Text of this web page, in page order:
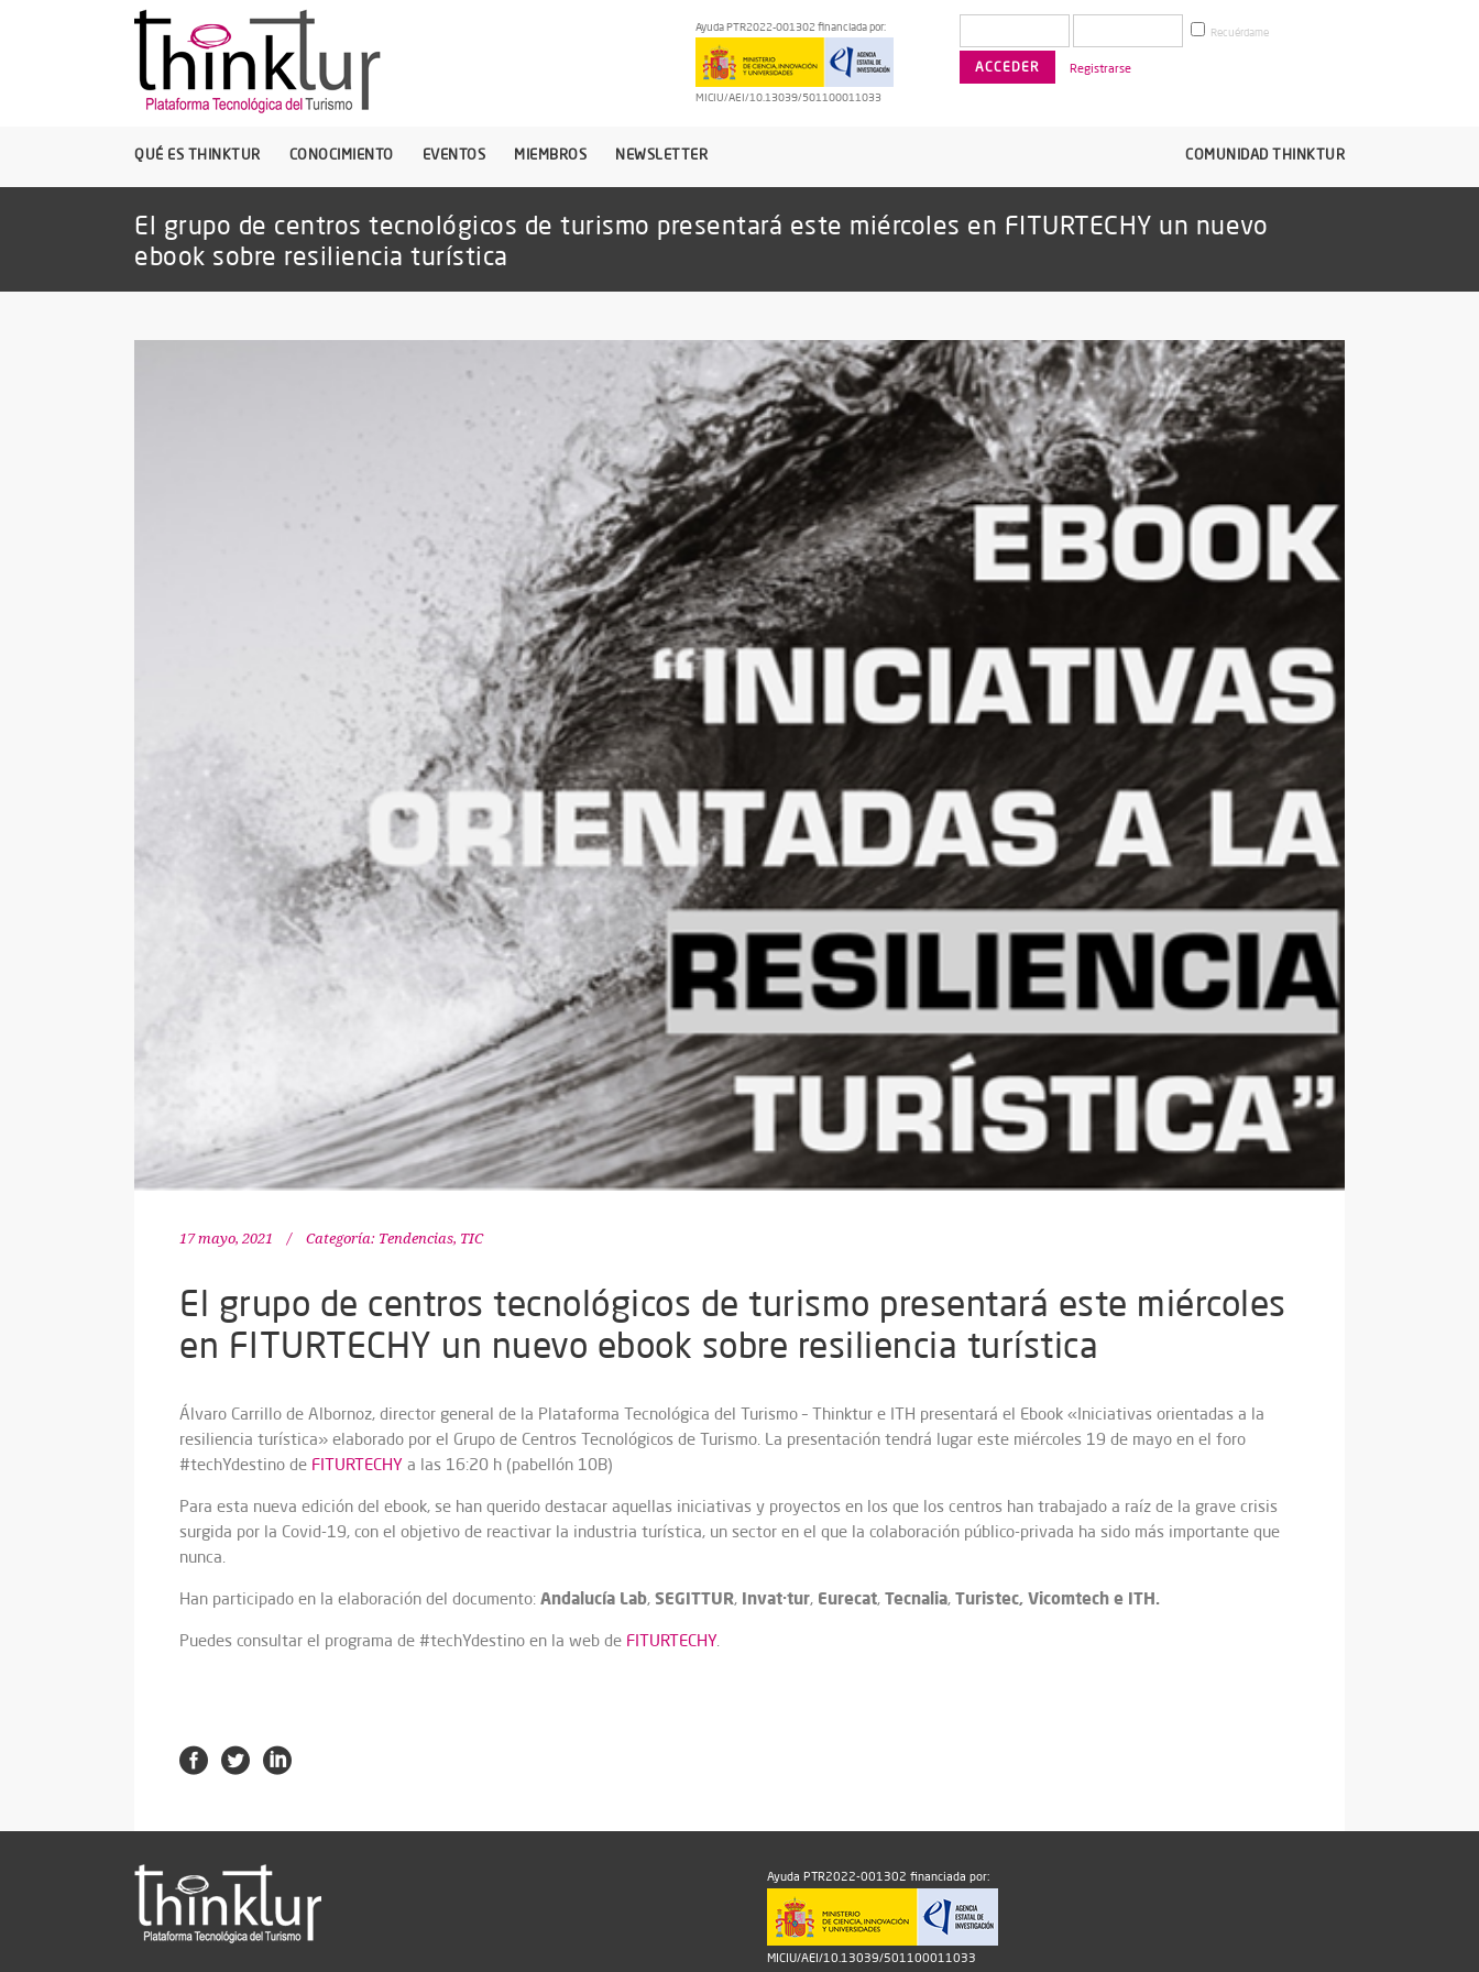
Ayuda PTR2022-001302 financiada por:
MICIU/AEI/10.13039/501100011033
Recuérdame
Registrarse
QUÉ ES THINKTUR CONOCIMIENTO EVENTOS MIEMBROS NEWSLETTER COMUNIDAD THINKTUR
El grupo de centros tecnológicos de turismo presentará este miércoles en FITURTECHY un nuevo
ebook sobre resiliencia turística
17 mayo, 2021 Categoría: Tendencias, TIC
El grupo de centros tecnológicos de turismo presentará este miércoles
en FITURTECHY un nuevo ebook sobre resiliencia turística
Álvaro Carrillo de Albornoz, director general de la Plataforma Tecnológica del Turismo – Thinktur e ITH presentará el Ebook «Iniciativas orientadas a la
resiliencia turística» elaborado por el Grupo de Centros Tecnológicos de Turismo. La presentación tendrá lugar este miércoles 19 de mayo en el foro
#techYdestino de FITURTECHY a las 16:20 h (pabellón 10B)
Para esta nueva edición del ebook, se han querido destacar aquellas iniciativas y proyectos en los que los centros han trabajado a raíz de la grave crisis
surgida por la Covid-19, con el objetivo de reactivar la industria turística, un sector en el que la colaboración público-privada ha sido más importante que
nunca.
Han participado en la elaboración del documento: Andalucía Lab, SEGITTUR, Invat·tur, Eurecat, Tecnalia, Turistec, Vicomtech e ITH.
Puedes consultar el programa de #techYdestino en la web de FITURTECHY.
Ayuda PTR2022-001302 financiada por:
MICIU/AEI/10.13039/501100011033